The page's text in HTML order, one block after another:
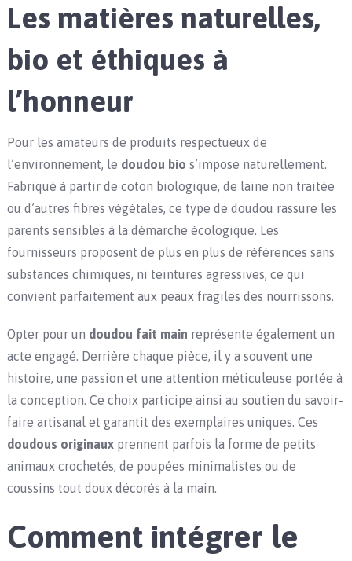
Les matières naturelles,
bio et éthiques à
l’honneur
Pour les amateurs de produits respectueux de
l’environnement, le doudou bio s’impose naturellement.
Fabriqué à partir de coton biologique, de laine non traitée
ou d’autres fibres végétales, ce type de doudou rassure les
parents sensibles à la démarche écologique. Les
fournisseurs proposent de plus en plus de références sans
substances chimiques, ni teintures agressives, ce qui
convient parfaitement aux peaux fragiles des nourrissons.
Opter pour un doudou fait main représente également un
acte engagé. Derrière chaque pièce, il y a souvent une
histoire, une passion et une attention méticuleuse portée à
la conception. Ce choix participe ainsi au soutien du savoir-
faire artisanal et garantit des exemplaires uniques. Ces
doudous originauxprennent parfois la forme de petits
animaux crochetés, de poupées minimalistes ou de
coussins tout doux décorés à la main.
Comment intégrer le